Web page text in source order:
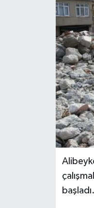
başladı.
KEMERBURGAZ
KÜLTÜR - SANAT
MAGAZİN
ÖZEL HABER
SAĞLIK
TEKNOLOJİ